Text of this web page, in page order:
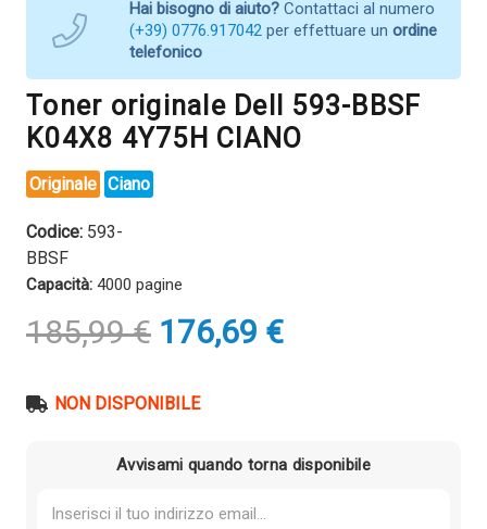
Hai bisogno di aiuto? Contattaci al numero
(+39) 0776.917042 per effettuare un ordine
telefonico
Toner originale Dell 593-BBSF
K04X8 4Y75H CIANO
Originale Ciano
Codice: 593-
BBSF
Capacità: 4000 pagine
185,99€ Il
prezzo
era:
176,69 €Il
prezzo
NON DISPONIBILE
Avvisami quando torna disponibile